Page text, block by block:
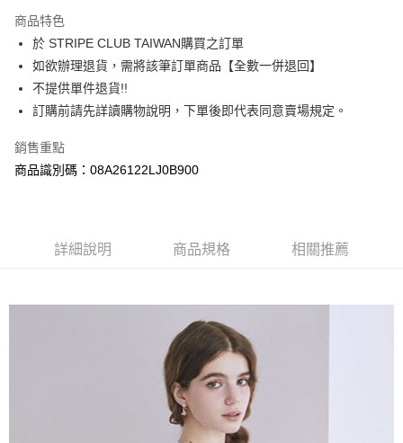
臺灣中小企業銀行
匯豐（台灣）商業銀行
華泰商業銀行
聯邦商業銀行
遠東國際商業銀行
元大商業銀行
玉山商業銀行
星展（台灣）商業銀行
台灣樂天信用卡公司
Apple Pay
街口支付
悠遊付
大哥付你分期
相關說明
流程，驗證手機門號後，選擇欲分期的期數、繳款截止日，確認付款後即完
1.分期款項不併入電信帳單，「大哥付你分期」於每月結算日後寄送繳費提
2.透過簡訊連結打開帳單後，可選擇「超商條碼／台灣大直營門市／銀行轉
帳／街口支付／iPASS MONEY」等通路繳費。
【關於「AFTEE先享後付」】
１．簡單：不需註冊會員、不需綁卡、不需儲值。
２．便利：只要手機號碼，簡訊認證，即可結帳。
３．安心：先確認商品／服務後，再付款。
【「AFTEE先享後付」結帳流程】
１．於結帳方式選擇「AFTEE先享後付」後，將跳轉至「AFTEE先享後付」
結帳頁面，進行簡訊認證並確認金額後，即可完成結帳。
２．訂單成立數日內，您將收到繳費通知簡訊。
３．收到繳費通知簡訊後14天內，點擊此簡訊中的連結，可透過四大超商／
每筆NT$60，滿NT$388(含以上)免運費
每筆NT$60，滿NT$388(含以上)免運費
商品特色
於 STRIPE CLUB TAIWAN購買之訂單
如欲辦理退貨，需將該筆訂單商品【全數一併退回】
不提供單件退貨!!
訂購前請先詳讀購物說明，下單後即代表同意賣場規定。
銷售重點
商品識別碼：08A26122LJ0B900
詳細說明 商品規格 相關推薦